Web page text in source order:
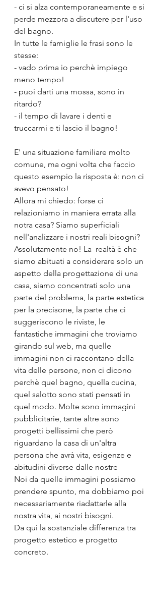
- ci si alza contemporaneamente e si
perde mezzora a discutere per l'uso
del bagno.
In tutte le famiglie le frasi sono le
stesse:
- vado prima io perchè impiego
meno tempo!
- puoi darti una mossa, sono in
ritardo?
- il tempo di lavare i denti e
truccarmi e ti lascio il bagno!
E' una situazione familiare molto
comune, ma ogni volta che faccio
questo esempio la risposta è: non ci
avevo pensato!
Allora mi chiedo: forse ci
relazioniamo in maniera errata alla
notra casa? Siamo superficiali
nell'analizzare i nostri reali bisogni?
Assolutamente no! La  realtà è che
siamo abituati a considerare solo un
aspetto della progettazione di una
casa, siamo concentrati solo una
parte del problema, la parte estetica
per la precisone, la parte che ci
suggeriscono le riviste, le
fantastiche immagini che troviamo
girando sul web, ma quelle
immagini non ci raccontano della
vita delle persone, non ci dicono
perchè quel bagno, quella cucina,
quel salotto sono stati pensati in
quel modo. Molte sono immagini
pubblicitarie, tante altre sono
progetti bellissimi che però
riguardano la casa di un'altra
persona che avrà vita, esigenze e
abitudini diverse dalle nostre
Noi da quelle immagini possiamo
prendere spunto, ma dobbiamo poi
necessariamente riadattarle alla
nostra vita, ai nostri bisogni.
Da qui la sostanziale differenza tra
progetto estetico e progetto
concreto.